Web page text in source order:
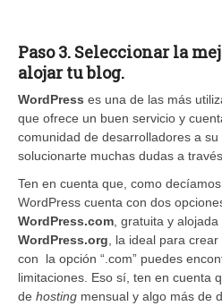
Paso 3. Seleccionar la
alojar tu blog.
WordPress es una de las más
que ofrece un buen servicio y
comunidad de desarrolladores a
solucionarte muchas dudas a
Ten en cuenta que, como
WordPress cuenta con dos
WordPress.com , gratuita y
WordPress.org , la ideal para
con la opción “.com” puedes
limitaciones. Eso sí, ten en cuenta
de hosting mensual y algo más de